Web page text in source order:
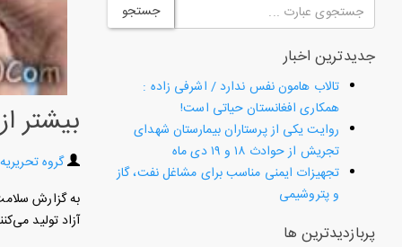
جستجو
جدیدترین اخبار
تالاب هامون نفس ندارد / اشرفی زاده :
همکاری افغانستان حیاتی است!
روایت یکی از پرستاران بیمارستان شهدای
تجریش از حوادث ۱۸ و ۱۹ دی ماه
تجهیزات ایمنی مناسب برای مشاغل نفت، گاز
و پتروشیمی
پربازدیدترین ها
بیشتر از ۲۳ دقیقه در روز از موبایل
گروه
به گزارش
آزاد تولید می‌کنند.